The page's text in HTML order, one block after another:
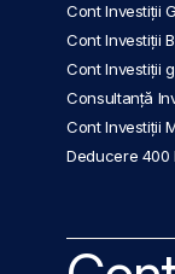
Cont Investiții
Cont Investiții
Cont Investiții
Consultanță
Cont Investiții
Deducere 400